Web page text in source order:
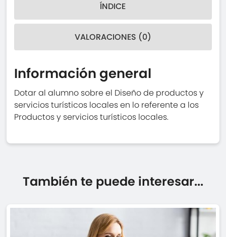
ÍNDICE
VALORACIONES (0)
Información general
Dotar al alumno sobre el Diseño de productos y
servicios turísticos locales en lo referente a los
Productos y servicios turísticos locales.
También te puede interesar...